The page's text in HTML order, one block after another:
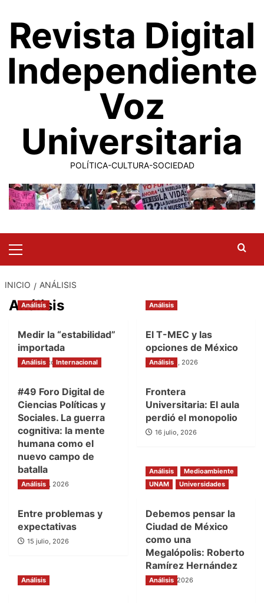
contenido
Revista Digital
Independiente
Voz
Universitaria
POLÍTICA-CULTURA-SOCIEDAD
Menu
INICIO ANÁLISIS
Análisis
Análisis
Medir la “estabilidad”
importada
2 agosto, 2026
Análisis
El T-MEC y las
opciones de México
30 julio, 2026
Análisis Internacional
#49 Foro Digital de
Ciencias Políticas y
Sociales. La guerra
cognitiva: la mente
humana como el
nuevo campo de
batalla
21 julio, 2026
Análisis
Frontera
Universitaria: El aula
perdió el monopolio
16 julio, 2026
Análisis
Entre problemas y
expectativas
15 julio, 2026
Análisis
Medioambiente
UNAM
Universidades
Debemos pensar la
Ciudad de México
como una
Megalópolis: Roberto
Ramírez Hernández
7 julio, 2026
Análisis Análisis